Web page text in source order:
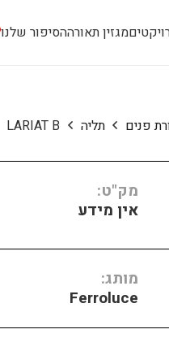
מגזין תאורההסיפור שלנו
פנים תליה LARIAT B
מק"ט:
אין מידע
מותג:
Ferroluce